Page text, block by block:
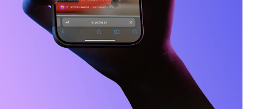
membuat Barru lebih maju dan masyarakatnya bisa
itu, Salsabiella yang akrab disapa Salsa menepis
ibu mengurangi perhatian bagi keluarga. Lulusan
harian tidak pernah putus meskipun raga sang ibu